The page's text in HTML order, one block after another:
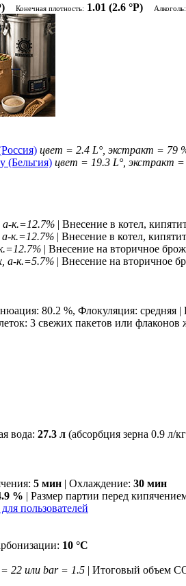
Конечная плотность: 1.01(2.6 °P) Алкоголь:
цвет = 2.4 L°, экстракт = 79
(Бельгия) цвет = 19.3 L°, экстракт =
a-к.=12.7% | Внесение в котел,
a-к.=12.7% | Внесение в котел,
| Внесение на вторичное
a-к.=5.7% | Внесение на вторичное
80.2 %, Флокуляция: средняя |
3 свежих пакетов или
вода: 27.3 л (абсорбция зерна 0.9 л/
5 мин | Охлаждение: 30 мин
% | Размер партии перед
пользователей
10 °С
= 22 или bar = 1.5 | Итоговый объем